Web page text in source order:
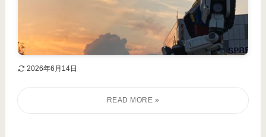
2026年6月14日